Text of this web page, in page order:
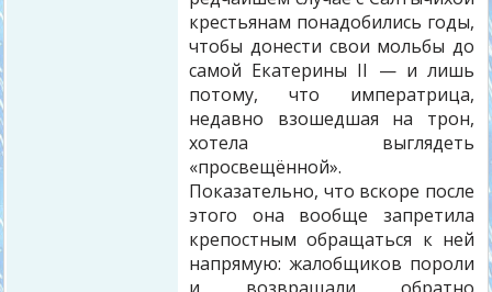
крестьянам понадобились годы,
чтобы донести свои мольбы до
самой Екатерины II — и лишь
потому, что императрица,
недавно взошедшая на трон,
хотела выглядеть
«просвещённой».
Показательно, что вскоре после
этого она вообще запретила
крепостным обращаться к ней
напрямую: жалобщиков пороли